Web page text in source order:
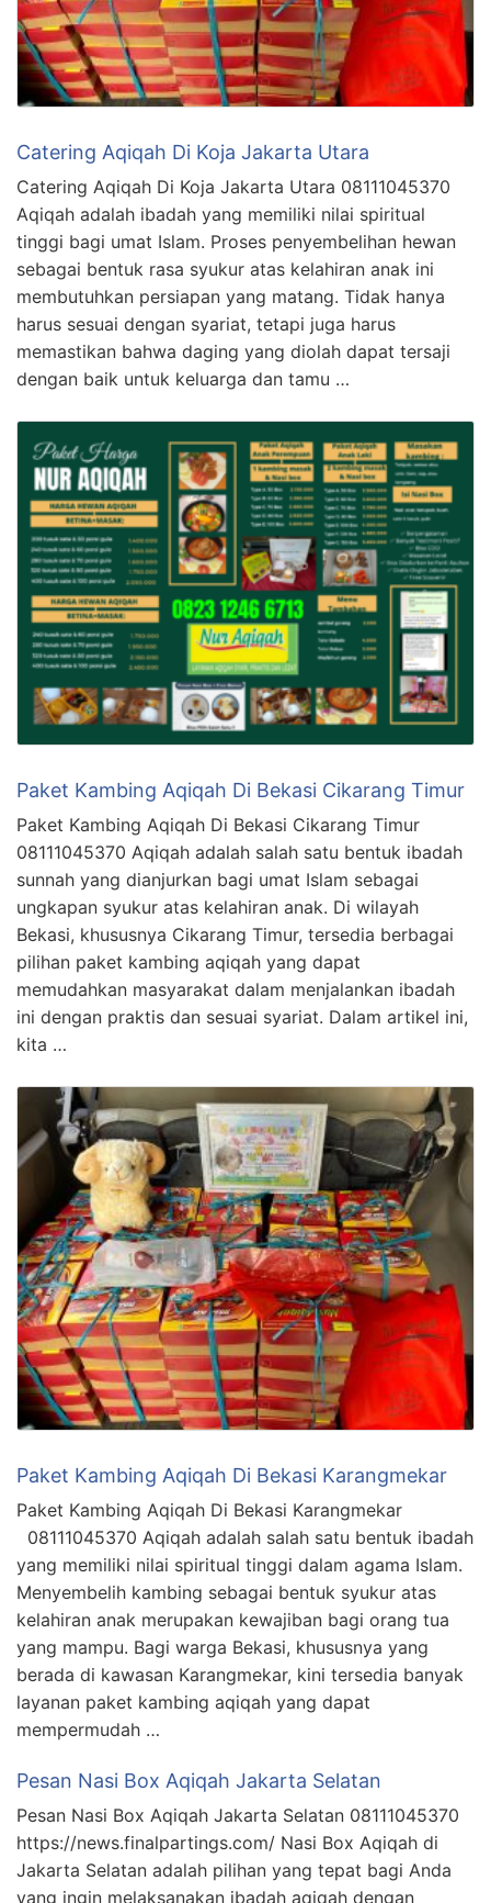
Catering Aqiqah Di Koja Jakarta Utara
Catering Aqiqah Di Koja Jakarta Utara 08111045370
Aqiqah adalah ibadah yang memiliki nilai spiritual
tinggi bagi umat Islam. Proses penyembelihan hewan
sebagai bentuk rasa syukur atas kelahiran anak ini
membutuhkan persiapan yang matang. Tidak hanya
harus sesuai dengan syariat, tetapi juga harus
memastikan bahwa daging yang diolah dapat tersaji
dengan baik untuk keluarga dan tamu …
Paket Kambing Aqiqah Di Bekasi Cikarang Timur
Paket Kambing Aqiqah Di Bekasi Cikarang Timur
08111045370 Aqiqah adalah salah satu bentuk ibadah
sunnah yang dianjurkan bagi umat Islam sebagai
ungkapan syukur atas kelahiran anak. Di wilayah
Bekasi, khususnya Cikarang Timur, tersedia berbagai
pilihan paket kambing aqiqah yang dapat
memudahkan masyarakat dalam menjalankan ibadah
ini dengan praktis dan sesuai syariat. Dalam artikel ini,
kita …
Paket Kambing Aqiqah Di Bekasi Karangmekar
Paket Kambing Aqiqah Di Bekasi Karangmekar
08111045370 Aqiqah adalah salah satu bentuk ibadah
yang memiliki nilai spiritual tinggi dalam agama Islam.
Menyembelih kambing sebagai bentuk syukur atas
kelahiran anak merupakan kewajiban bagi orang tua
yang mampu. Bagi warga Bekasi, khususnya yang
berada di kawasan Karangmekar, kini tersedia banyak
layanan paket kambing aqiqah yang dapat
mempermudah …
Pesan Nasi Box Aqiqah Jakarta Selatan
Pesan Nasi Box Aqiqah Jakarta Selatan 08111045370
https://news.finalpartings.com/ Nasi Box Aqiqah di
Jakarta Selatan adalah pilihan yang tepat bagi Anda
yang ingin melaksanakan ibadah aqiqah dengan